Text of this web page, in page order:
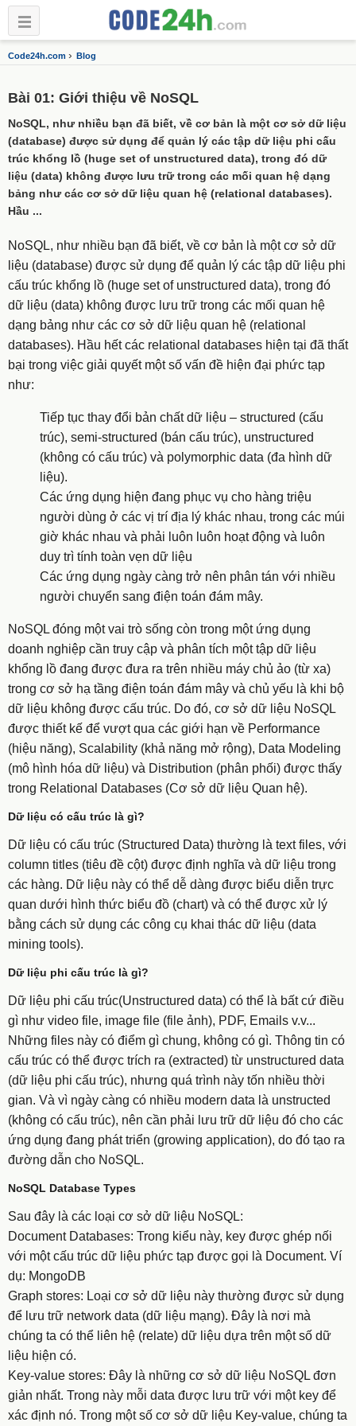
Code24h.com › Blog
Bài 01: Giới thiệu về NoSQL
NoSQL, như nhiều bạn đã biết, về cơ bản là một cơ sở dữ liệu
(database) được sử dụng để quản lý các tập dữ liệu phi cấu
trúc khổng lồ (huge set of unstructured data), trong đó dữ
liệu (data) không được lưu trữ trong các mối quan hệ dạng
bảng như các cơ sở dữ liệu quan hệ (relational databases).
Hầu ...
NoSQL, như nhiều bạn đã biết, về cơ bản là một cơ sở dữ
liệu (database) được sử dụng để quản lý các tập dữ liệu phi
cấu trúc khổng lồ (huge set of unstructured data), trong đó
dữ liệu (data) không được lưu trữ trong các mối quan hệ
dạng bảng như các cơ sở dữ liệu quan hệ (relational
databases). Hầu hết các relational databases hiện tại đã thất
bại trong việc giải quyết một số vấn đề hiện đại phức tạp
như:
Tiếp tục thay đổi bản chất dữ liệu – structured (cấu
trúc), semi-structured (bán cấu trúc), unstructured
(không có cấu trúc) và polymorphic data (đa hình dữ
liệu).
Các ứng dụng hiện đang phục vụ cho hàng triệu
người dùng ở các vị trí địa lý khác nhau, trong các múi
giờ khác nhau và phải luôn luôn hoạt động và luôn
duy trì tính toàn vẹn dữ liệu
Các ứng dụng ngày càng trở nên phân tán với nhiều
người chuyển sang điện toán đám mây.
NoSQL đóng một vai trò sống còn trong một ứng dụng
doanh nghiệp cần truy cập và phân tích một tập dữ liệu
khổng lồ đang được đưa ra trên nhiều máy chủ ảo (từ xa)
trong cơ sở hạ tầng điện toán đám mây và chủ yếu là khi bộ
dữ liệu không được cấu trúc. Do đó, cơ sở dữ liệu NoSQL
được thiết kế để vượt qua các giới hạn về Performance
(hiệu năng), Scalability (khả năng mở rộng), Data Modeling
(mô hình hóa dữ liệu) và Distribution (phân phối) được thấy
trong Relational Databases (Cơ sở dữ liệu Quan hệ).
Dữ liệu có cấu trúc là gì?
Dữ liệu có cấu trúc (Structured Data) thường là text files, với
column titles (tiêu đề cột) được định nghĩa và dữ liệu trong
các hàng. Dữ liệu này có thể dễ dàng được biểu diễn trực
quan dưới hình thức biểu đồ (chart) và có thể được xử lý
bằng cách sử dụng các công cụ khai thác dữ liệu (data
mining tools).
Dữ liệu phi cấu trúc là gì?
Dữ liệu phi cấu trúc(Unstructured data) có thể là bất cứ điều
gì như video file, image file (file ảnh), PDF, Emails v.v...
Những files này có điểm gì chung, không có gì. Thông tin có
cấu trúc có thể được trích ra (extracted) từ unstructured data
(dữ liệu phi cấu trúc), nhưng quá trình này tốn nhiều thời
gian. Và vì ngày càng có nhiều modern data là unstructed
(không có cấu trúc), nên cần phải lưu trữ dữ liệu đó cho các
ứng dụng đang phát triển (growing application), do đó tạo ra
đường dẫn cho NoSQL.
NoSQL Database Types
Sau đây là các loại cơ sở dữ liệu NoSQL:
Document Databases: Trong kiểu này, key được ghép nối
với một cấu trúc dữ liệu phức tạp được gọi là Document. Ví
dụ: MongoDB
Graph stores: Loại cơ sở dữ liệu này thường được sử dụng
để lưu trữ network data (dữ liệu mạng). Đây là nơi mà
chúng ta có thể liên hệ (relate) dữ liệu dựa trên một số dữ
liệu hiện có.
​​​​​​​Key-value stores: Đây là những cơ sở dữ liệu NoSQL đơn
giản nhất. Trong này mỗi data được lưu trữ với một key để
xác định nó. Trong một số cơ sở dữ liệu Key-value, chúng ta